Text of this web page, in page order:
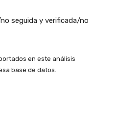
seguida y verificada/no
en este análisis
base de datos.